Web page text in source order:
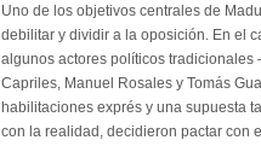
Uno de los objetivos centrales de
debilitar y dividir a la oposición. En el
algunos actores políticos
Capriles, Manuel Rosales y Tomás
habilitaciones exprés y una supuesta
con la realidad, decidieron pactar con